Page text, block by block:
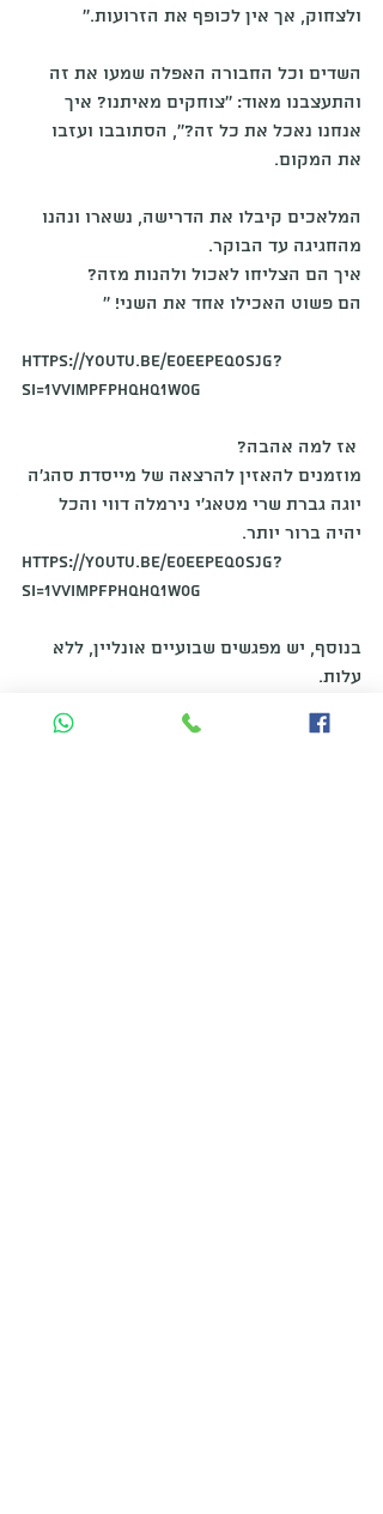
ולצחוק, אך אין לכופף את הזרועות.''
השדים וכל החבורה האפלה שמעו את זה
והתעצבנו מאוד: ''צוחקים מאיתנו? איך
אנחנו נאכל את כל זה?'', הסתובבו ועזבו
את המקום.
המלאכים קיבלו את הדרישה, נשארו ונהנו
מהחגיגה עד הבוקר.
איך הם הצליחו לאכול ולהנות מזה?
הם פשוט האכילו אחד את השני! ''
https://youtu.be/E0EEPeQosJg?
si=1VvimpFPHQHq1w0G
מוזמנים להאזין להרצאה של מייסדת סהג'ה
יוגה גברת שרי מטאג'י נירמלה דווי והכל
יהיה ברור יותר.
https://youtu.be/E0EEPeQosJg?
si=1VvimpFPHQHq1w0G
בנוסף, יש מפגשים שבועיים אונליין, ללא
עלות.
https://us02web.zoom.us/j/83152861823?